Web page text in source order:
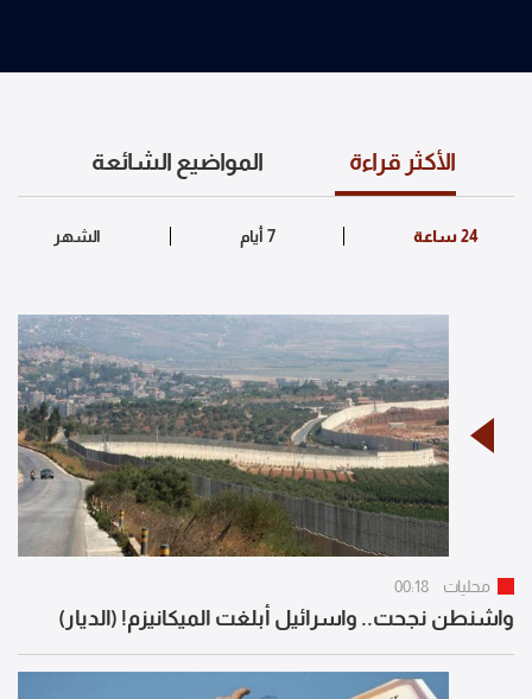
الأكثر قراءة المواضيع الشائعة
محليات 00:18
واشنطن نجحت.. واسرائيل أبلغت الميكانيزم! (الديار)